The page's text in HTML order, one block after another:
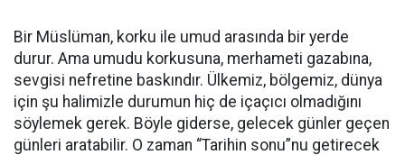
Bir Müslüman, korku ile umud arasında bir yerde
durur. Ama umudu korkusuna, merhameti gazabına,
sevgisi nefretine baskındır. Ülkemiz, bölgemiz, dünya
için şu halimizle durumun hiç de içaçıcı olmadığını
söylemek gerek. Böyle giderse, gelecek günler geçen
günleri aratabilir. O zaman “Tarihin sonu”nu getirecek